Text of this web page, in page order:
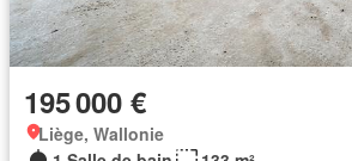
195 000 €
Liège, Wallonie